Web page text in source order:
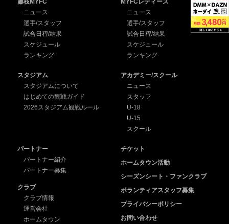
藤枝MYFC
ニュース
選手/スタッフ
試合日程/結果
スケジュール
ランキング
MYFCレディース
ニュース
選手/スタッフ
試合日程/結果
スケジュール
ランキング
スタジアム
スタジアムについて
はじめての観戦ガイド
2026スタジアム観戦ルール
アカデミー/スクール
ニュース
スタッフ
U-18
U-15
スクール
パートナー
パートナー紹介
パートナー募集
クラブ
クラブ情報
運営会社
ホームタウン
チケット
ホームタウン活動
シーズンシート・ファンクラブ
ボランティアスタッフ募集
プライバシーポリシー
お問い合わせ